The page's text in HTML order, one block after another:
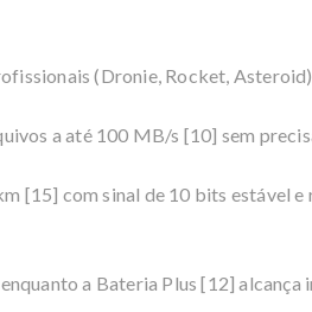
(Dronie, Rocket,
a até 100 MB/s [10] sem
[15] com sinal de 10 bits estável
a Bateria Plus [12]